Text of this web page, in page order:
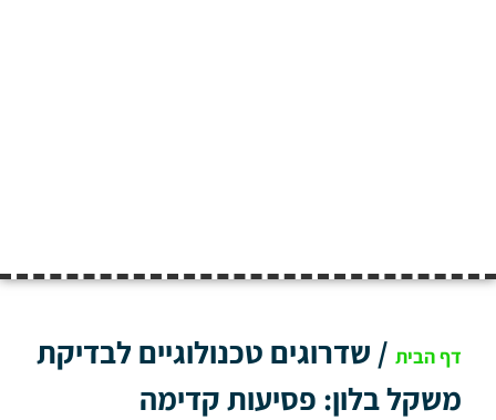
דף הבית / שדרוגים טכנולוגיים לבדיקת
משקל בלון: פסיעות קדימה